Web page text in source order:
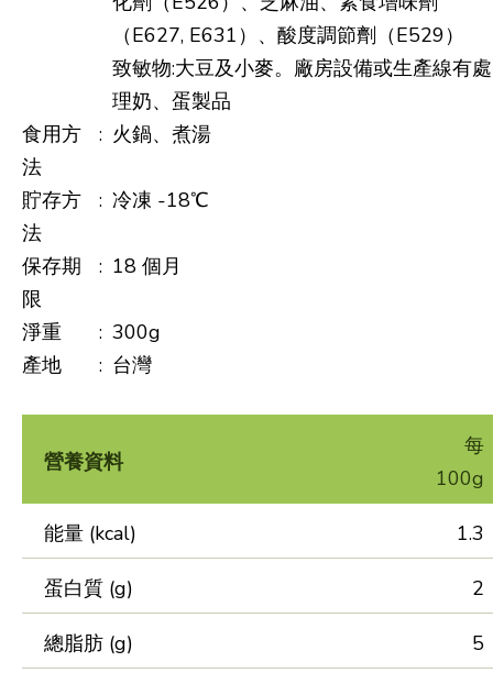
（E627, E631）、酸度調節劑（E529）
致敏物:大豆及小麥。廠房設備或生產線有處
理奶、蛋製品
食用方
法
: 火鍋、煮湯
貯存方
法
: 冷凍 -18℃
保存期
限
: 18 個月
淨重 : 300g
產地
: 台灣
營養資料
每
100g
能量 (kcal) 1.3
蛋白質 (g) 2
總脂肪 (g) 5